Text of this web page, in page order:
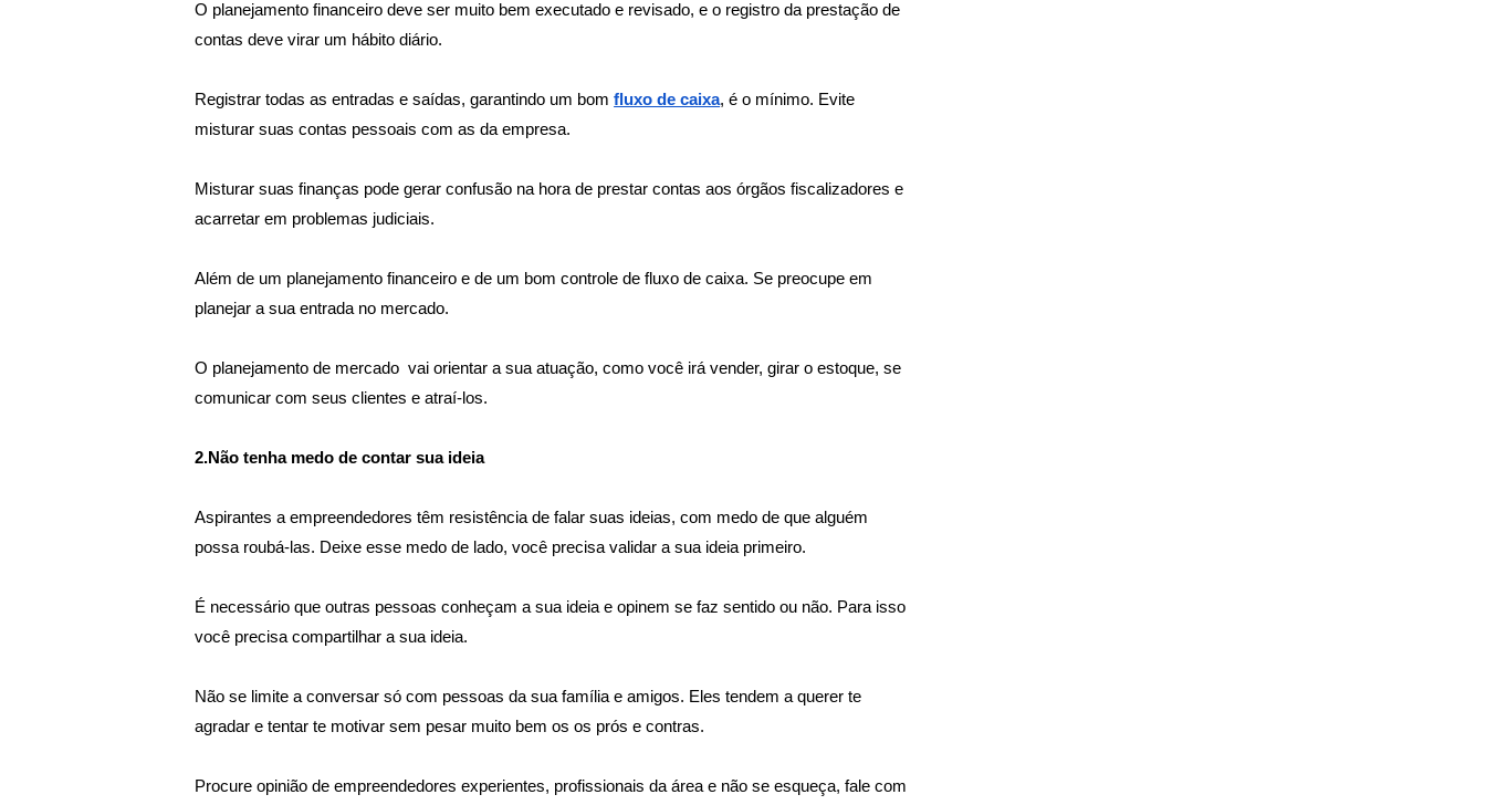
O planejamento financeiro deve ser muito bem executado e revisado, e o registro da prestação de
contas deve virar um hábito diário.
Registrar todas as entradas e saídas, garantindo um bom fluxo de caixa, é o mínimo. Evite
misturar suas contas pessoais com as da empresa.
Misturar suas finanças pode gerar confusão na hora de prestar contas aos órgãos fiscalizadores e
acarretar em problemas judiciais.
Além de um planejamento financeiro e de um bom controle de fluxo de caixa. Se preocupe em
planejar a sua entrada no mercado.
O planejamento de mercado  vai orientar a sua atuação, como você irá vender, girar o estoque, se
comunicar com seus clientes e atraí-los.
2.Não tenha medo de contar sua ideia
Aspirantes a empreendedores têm resistência de falar suas ideias, com medo de que alguém
possa roubá-las. Deixe esse medo de lado, você precisa validar a sua ideia primeiro.
É necessário que outras pessoas conheçam a sua ideia e opinem se faz sentido ou não. Para isso
você precisa compartilhar a sua ideia.
Não se limite a conversar só com pessoas da sua família e amigos. Eles tendem a querer te
agradar e tentar te motivar sem pesar muito bem os os prós e contras.
Procure opinião de empreendedores experientes, profissionais da área e não se esqueça, fale com